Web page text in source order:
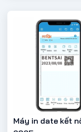
thanh toán và
Máy in date kết